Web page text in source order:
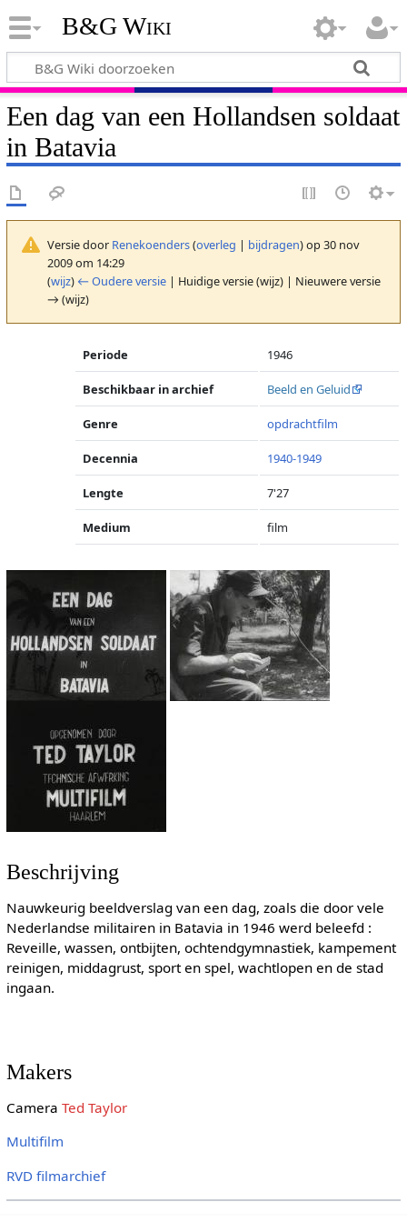
B&G Wiki
Een dag van een Hollandsen soldaat
in Batavia
Versie door Renekoenders(overleg | bijdragen)op 30 nov
2009 om 14:29
(wijz) ← Oudere versie| Huidige versie (wijz) | Nieuwere versie
→ (wijz)
Periode 1946
Beschikbaar in archief Beeld en Geluid
Genre opdrachtfilm
Decennia 1940-1949
Lengte 7'27
Medium film
Beschrijving
Nauwkeurig beeldverslag van een dag, zoals die door vele
Nederlandse militairen in Batavia in 1946 werd beleefd :
Reveille, wassen, ontbijten, ochtendgymnastiek, kampement
reinigen, middagrust, sport en spel, wachtlopen en de stad
ingaan.
Makers
Camera Ted Taylor
Multifilm
RVD filmarchief